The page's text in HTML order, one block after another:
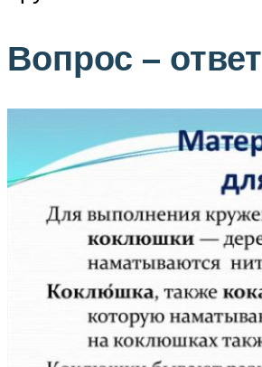
Вопрос – ответ